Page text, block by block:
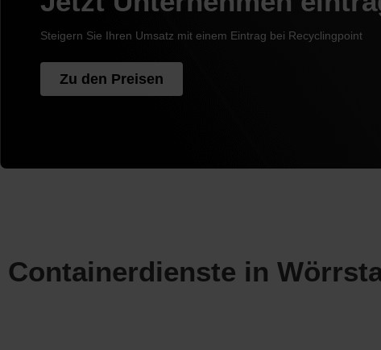
Steigern Sie Ihren Umsatz mit einem Eintrag bei Recyclingpoint
Zu den Preisen
Containerdienste in